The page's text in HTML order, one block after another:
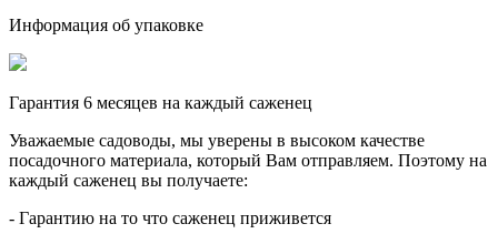
Информация об упаковке
Гарантия 6 месяцев на каждый саженец
Уважаемые садоводы, мы уверены в высоком качестве
посадочного материала, который Вам отправляем. Поэтому на
каждый саженец вы получаете:
- Гарантию на то что саженец приживется